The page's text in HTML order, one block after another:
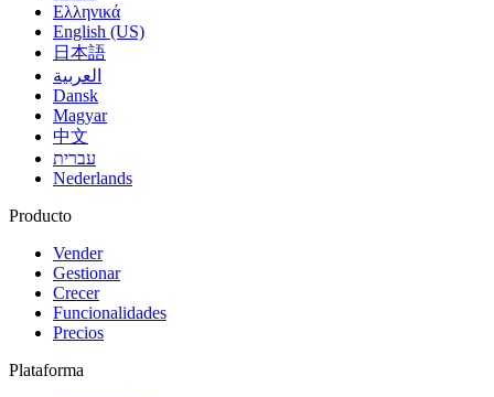
Ελληνικά
English (US)
日本語
العربية
Dansk
Magyar
中文
עברית
Nederlands
Producto
Vender
Gestionar
Crecer
Funcionalidades
Precios
Plataforma